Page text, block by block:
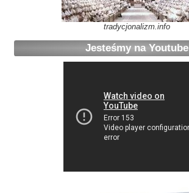
tradycjonalizm.info
Jesteśmy na Youtube